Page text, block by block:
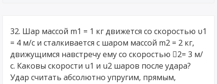
32. Шар массой m1 = 1 кг движется со скоростью υ1
= 4 м/с и сталкивается с шаром массой m2 = 2 кг,
движущимся навстречу ему со скоростью 2= 3 м/
с. Каковы скорости u1 и u2 шаров после удара?
Удар считать абсолютно упругим, прямым,